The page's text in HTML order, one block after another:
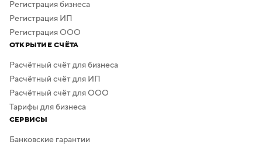
Регистрация бизнеса
Регистрация ИП
Регистрация ООО
ОТКРЫТИЕ СЧЁТА
Расчётный счёт для бизнеса
Расчётный счёт для ИП
Расчётный счёт для ООО
Тарифы для бизнеса
СЕРВИСЫ
Банковские гарантии